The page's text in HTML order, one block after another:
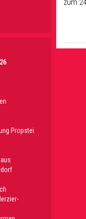
zum
Propstei